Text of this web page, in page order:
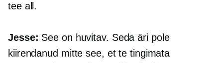
tee all.
Jesse: See on huvitav. Seda äri pole
kiirendanud mitte see, et te tingimata